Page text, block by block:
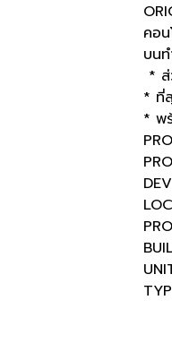
คอ
บน
*
* ที่
* พ
1
1